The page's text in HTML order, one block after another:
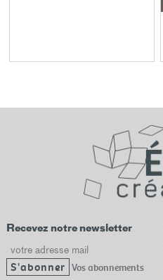
Recevez notre newsletter
Email
Vos abonnements